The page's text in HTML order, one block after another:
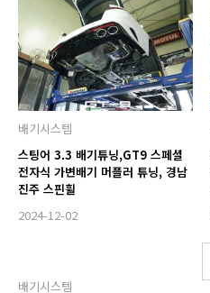
배기시스템
스팅어 3.3 배기튜닝,GT9 스페셜
전자식 가변배기 머플러 튜닝, 경남
진주 스핀휠
2024-12-02
배기시스템